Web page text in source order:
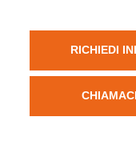
RICHIEDI
CHIAMACI